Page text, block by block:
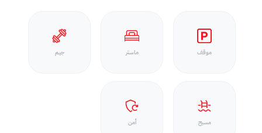
موقف ماستر جيم
مسبح أمن